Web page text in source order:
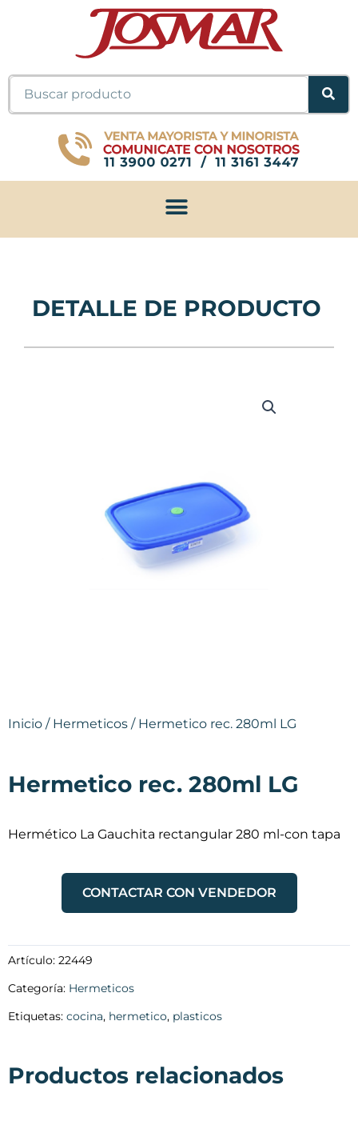
Buscar
DETALLE DE PRODUCTO
Inicio / Hermeticos / Hermetico rec. 280ml LG
Hermetico rec. 280ml LG
Hermético La Gauchita rectangular 280 ml-con tapa
CONTACTAR CON VENDEDOR
Artículo: 22449
Categoría: Hermeticos
Etiquetas: cocina, hermetico, plasticos
Productos relacionados